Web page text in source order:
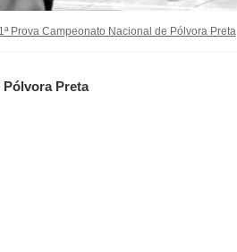
Prova Campeonato Nacional de Pólvora Preta
Pólvora Preta